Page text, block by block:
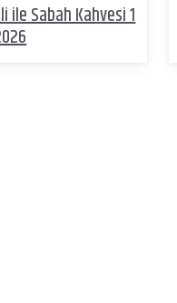
ile Sabah Kahvesi 1